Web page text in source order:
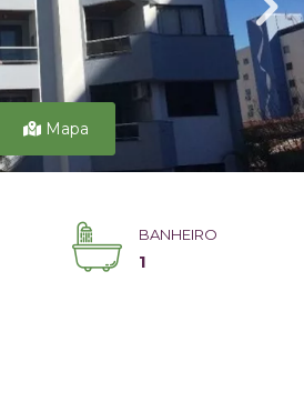
Mapa
BANHEIRO
1